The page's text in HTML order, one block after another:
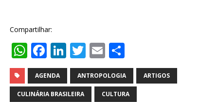
Compartilhar:
W
h
at
s
F
a
c
e
Li
n
k
e
T
w
it
te
E
m
ai
l
h
ar
e
AGENDA ANTROPOLOGIA ARTIGOS
CULINÁRIA BRASILEIRA CULTURA